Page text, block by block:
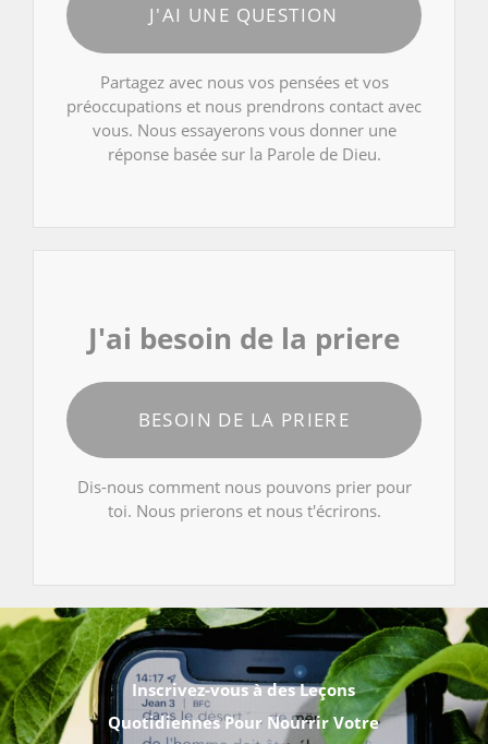
J'AI UNE QUESTION
Partagez avec nous vos pensées et vos
préoccupations et nous prendrons contact avec
vous. Nous essayerons vous donner une
réponse basée sur la Parole de Dieu.
J'ai besoin de la priere
BESOIN DE LA PRIERE
Dis-nous comment nous pouvons prier pour
toi. Nous prierons et nous t'écrirons.
Inscrivez-vous à des Leçons
Quotidiennes Pour Nourrir Votre